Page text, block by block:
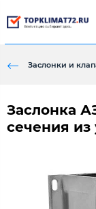
Заслонки и
Заслонка
сечения из